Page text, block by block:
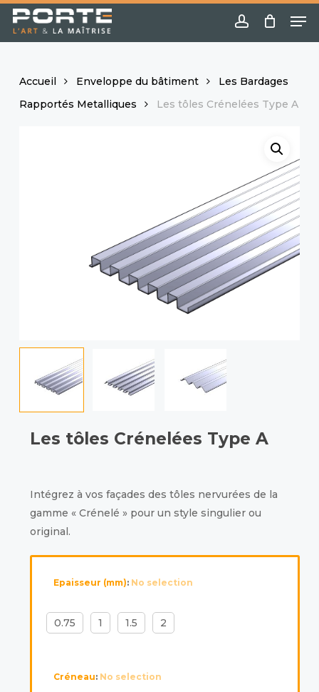
Skip
main
account
Accueil Enveloppe du bâtiment
Les Bardages
Rapportés Metalliques
Les tôles Crénelées Type A
Les tôles Crénelées Type A
Intégrez à vos façades des tôles nervurées de la
gamme « Crénelé » pour un style singulier ou
original.
Epaisseur (mm): No selection
0.75 1 1.5 2
Créneau: No selection